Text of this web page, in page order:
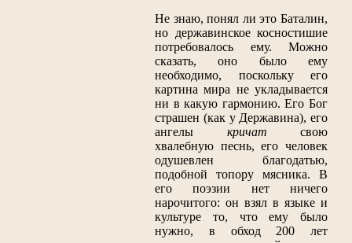
Не знаю, понял ли это Баталин,
но державинское косностишие
потребовалось ему. Можно
сказать, оно было ему
необходимо, поскольку его
картина мира не укладывается
ни в какую гармонию. Его Бог
страшен (как у Державина), его
ангелы кричат свою
хвалебную песнь, его человек
одушевлен благодатью,
подобной топору мясника. В
его поэзии нет ничего
нарочитого: он взял в языке и
культуре то, что ему было
нужно, в обход 200 лет